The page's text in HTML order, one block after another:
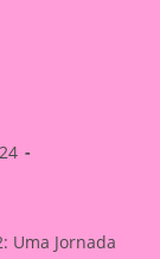
Uma Jornada